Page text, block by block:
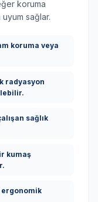
koruma
sağlar.
koruma veya
radyasyon
sağlık
kumaş
ergonomik